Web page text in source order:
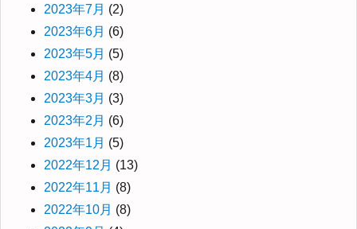
2023年7月 (2)
2023年6月 (6)
2023年5月 (5)
2023年4月 (8)
2023年3月 (3)
2023年2月 (6)
2023年1月 (5)
2022年12月 (13)
2022年11月 (8)
2022年10月 (8)